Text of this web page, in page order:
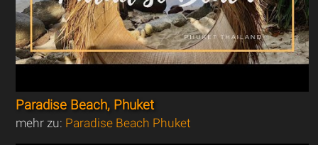
Paradise Beach, Phuket
mehr zu: Paradise Beach Phuket